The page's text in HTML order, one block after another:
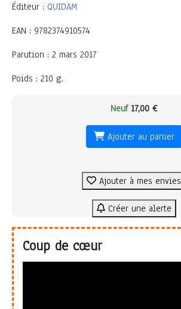
Éditeur : QUIDAM
EAN : 9782374910574
Parution : 2 mars 2017
Poids : 210 g.
Neuf17,00 €
Ajouter au panier
Ajouter à mes envies
Créer une alerte
Coup de cœur